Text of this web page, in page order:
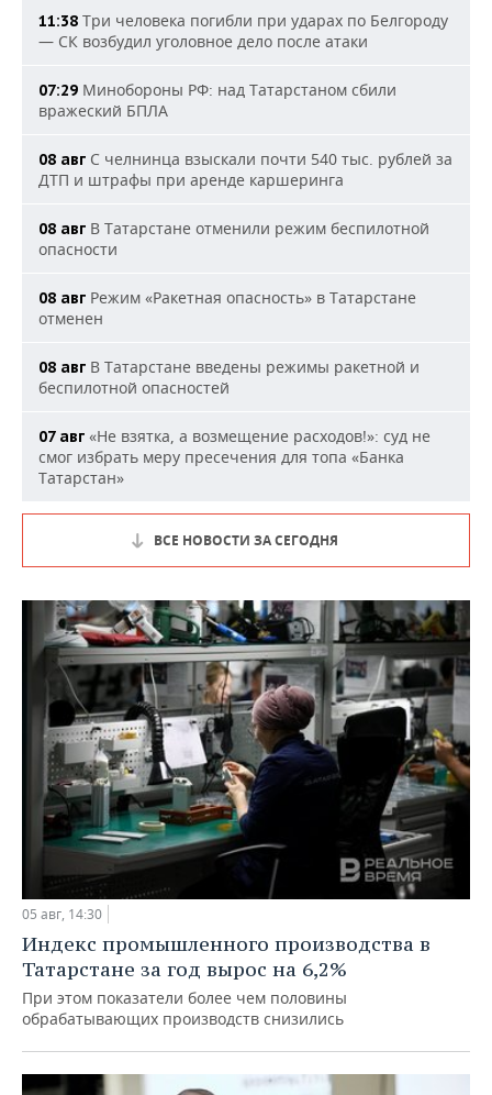
11:38 Три человека погибли при ударах по Белгороду
— СК возбудил уголовное дело после атаки
07:29 Минобороны РФ: над Татарстаном сбили
вражеский БПЛА
08 авг С челнинца взыскали почти 540 тыс. рублей за
ДТП и штрафы при аренде каршеринга
08 авг В Татарстане отменили режим беспилотной
опасности
08 авг Режим «Ракетная опасность» в Татарстане
отменен
08 авг В Татарстане введены режимы ракетной и
беспилотной опасностей
07 авг «Не взятка, а возмещение расходов!»: суд не
смог избрать меру пресечения для топа «Банка
Татарстан»
ВСЕ НОВОСТИ ЗА СЕГОДНЯ
05 авг, 14:30
Индекс промышленного производства в
Татарстане за год вырос на 6,2%
При этом показатели более чем половины
обрабатывающих производств снизились